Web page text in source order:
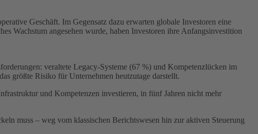
Geschäft. Im Gegensatz dazu erwarten globale Investoren eine
Wachstum angesehen wurde, haben Investoren ihre Anfangsinvestition
veraltete Legacy-Systeme (67 %) und Kompetenzlücken im
größte Risiko für Unternehmen heutzutage darstellt.
und Kompetenzen investieren, in fünf Jahren nicht mehr
muss – weg vom klassischen Berichtswesen hin zur aktiven Steuerung